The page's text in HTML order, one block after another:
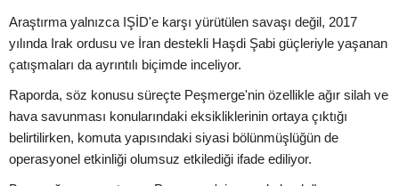
Araştırma yalnızca IŞİD'e karşı yürütülen savaşı değil, 2017
yılında Irak ordusu ve İran destekli Haşdi Şabi güçleriyle yaşanan
çatışmaları da ayrıntılı biçimde inceliyor.
Raporda, söz konusu süreçte Peşmerge'nin özellikle ağır silah ve
hava savunması konularındaki eksikliklerinin ortaya çıktığı
belirtilirken, komuta yapısındaki siyasi bölünmüşlüğün de
operasyonel etkinliği olumsuz etkilediği ifade ediliyor.